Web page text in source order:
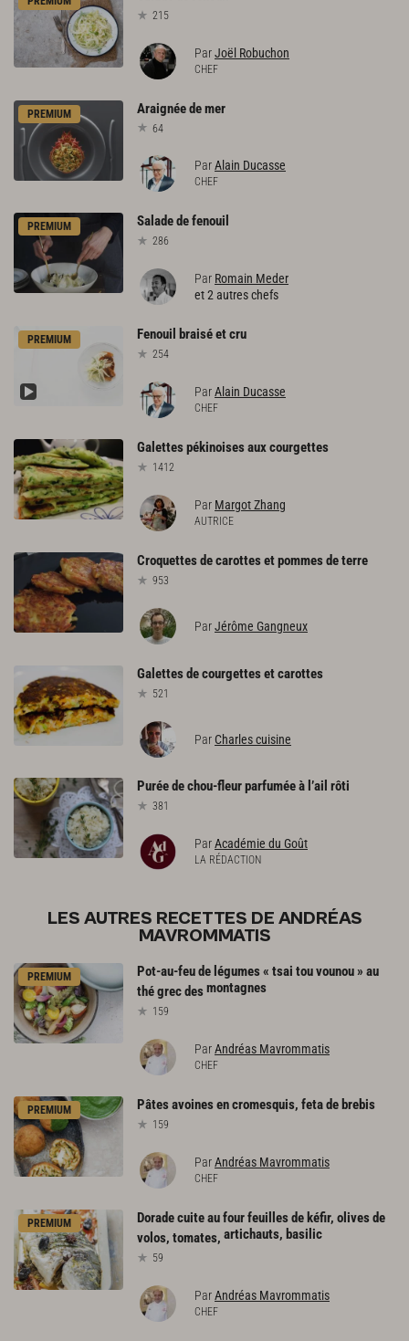
215
ParJoël Robuchon
CHEF
PREMIUM Araignéedemer
64
ParAlain Ducasse
CHEF
PREMIUM Saladedefenouil
286
Par Romain Meder
et 2 autres chefs
PREMIUM Fenouil braiséetcru
254
ParAlain Ducasse
CHEF
Galettespékinoisesauxcourgettes
1412
Par Margot Zhang
AUTRICE
Croquettesdecarottesetpommesdeterre
953
ParJérôme Gangneux
Galettesdecourgettesetcarottes
521
Par Charles cuisine
Puréedechou-fleurparfuméeà l’ail rôti
381
ParAcadémie du Goût
LA RÉDACTION
LES AUTRES RECETTES DE ANDRÉAS
MAVROMMATIS
PREMIUM
Pot-au-feu de légumes « tsai tou vounou » au
thé grec desmontagnes
159
ParAndréas Mavrommatis
CHEF
PREMIUM Pâtesavoinesencromesquis, fetade brebis
159
ParAndréas Mavrommatis
CHEF
PREMIUM
Dorade cuite au four feuilles de kéfir, olives de
volos, tomates, artichauts, basilic
59
ParAndréas Mavrommatis
CHEF